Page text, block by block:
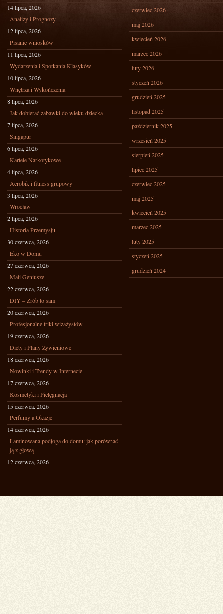
14 lipca, 2026
Analizy i Prognozy
12 lipca, 2026
Pisanie wniosków
11 lipca, 2026
Wydarzenia i Spotkania Klasyków
10 lipca, 2026
Wnętrza i Wykończenia
8 lipca, 2026
Jak dobierać zabawki do wieku dziecka
7 lipca, 2026
Singapur
6 lipca, 2026
Kartele Narkotykowe
4 lipca, 2026
Aerobik i fitness grupowy
3 lipca, 2026
Wrocław
2 lipca, 2026
Historia Przemysłu
30 czerwca, 2026
Eko w Domu
27 czerwca, 2026
Mali Geniusze
22 czerwca, 2026
DIY – Zrób to sam
20 czerwca, 2026
Profesjonalne triki wizażystów
19 czerwca, 2026
Diety i Plany Żywieniowe
18 czerwca, 2026
Nowinki i Trendy w Internecie
17 czerwca, 2026
Kosmetyki i Pielęgnacja
15 czerwca, 2026
Perfumy a Okazje
14 czerwca, 2026
Laminowana podłoga do domu: jak porównać
ją z głową
12 czerwca, 2026
czerwiec 2026
maj 2026
kwiecień 2026
marzec 2026
luty 2026
styczeń 2026
grudzień 2025
listopad 2025
październik 2025
wrzesień 2025
sierpień 2025
lipiec 2025
czerwiec 2025
maj 2025
kwiecień 2025
marzec 2025
luty 2025
styczeń 2025
grudzień 2024